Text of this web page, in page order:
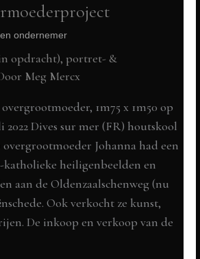
ondernemer
opdracht), portret- &
Meg Mercx
1m75 x 1m50 op
2022 Dives sur mer (FR) houtskool
Johanna had een
heiligenbeelden en
aan de Oldenzaalschenweg (nu
Ook verkocht ze kunst,
De inkoop en verkoop van de